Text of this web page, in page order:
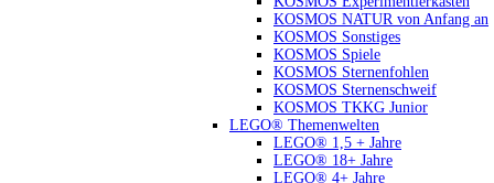
KOSMOS NATUR von Anfang an
KOSMOS Sonstiges
KOSMOS Spiele
KOSMOS Sternenfohlen
KOSMOS Sternenschweif
KOSMOS TKKG Junior
LEGO® Themenwelten
LEGO® 1,5 + Jahre
LEGO® 18+ Jahre
LEGO® 4+ Jahre